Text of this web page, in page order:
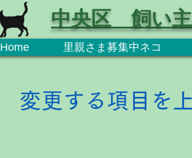
Home 里親さま募集中ネコ
中央区 飼い
変更する項目を